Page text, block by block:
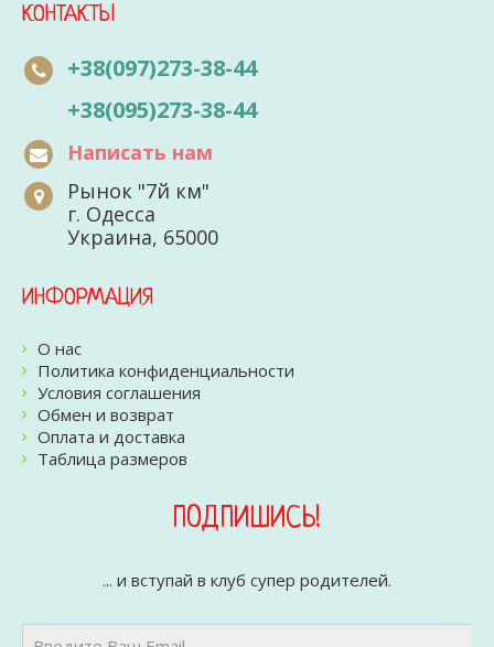
КОНТАКТЫ
+38(097)273-38-44
+38(095)273-38-44
Написать нам
Рынок "7й км"
г. Одесса
Украина, 65000
ИНФОРМАЦИЯ
О нас
Политика конфиденциальности
Условия соглашения
Обмен и возврат
Оплата и доставка
Таблица размеров
ПОДПИШИСЬ!
... и вступай в клуб супер родителей.